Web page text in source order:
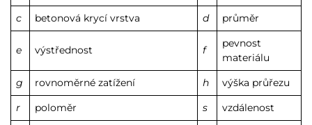
c
betonová krycí vrstva d průměr
e výstřednost f
pevnost
materiálu
g
rovnoměrné zatížení h
výška průřezu
r
poloměr s
vzdálenost